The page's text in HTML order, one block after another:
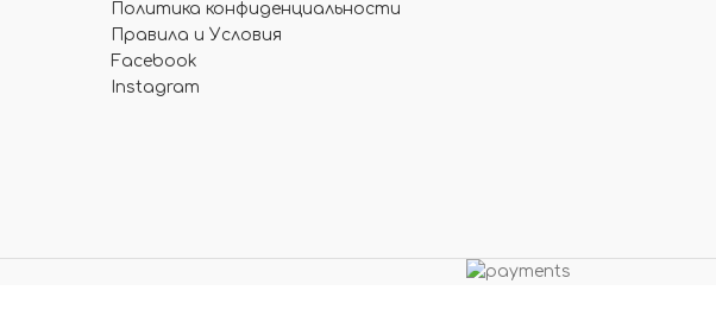
Политика конфиденциальности
Правила и Условия
Facebook
Instagram